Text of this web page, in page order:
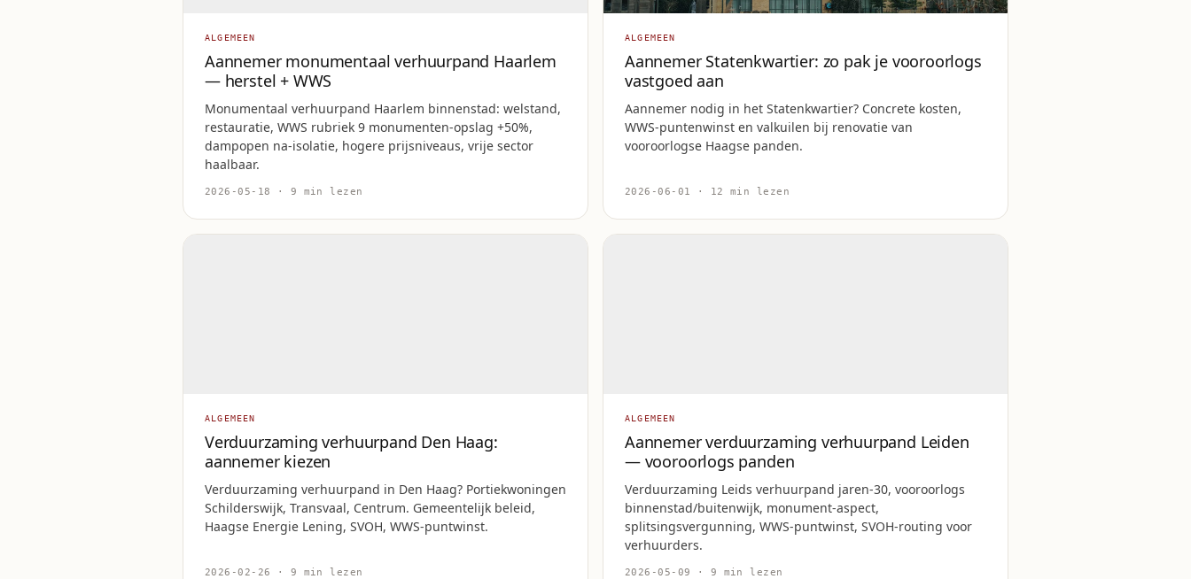
ALGEMEEN
Aannemer monumentaal verhuurpand Haarlem
— herstel + WWS
Monumentaal verhuurpand Haarlem binnenstad: welstand,
restauratie, WWS rubriek 9 monumenten-opslag +50%,
dampopen na-isolatie, hogere prijsniveaus, vrije sector
haalbaar.
2026-05-18 · 9 min lezen
ALGEMEEN
Aannemer Statenkwartier: zo pak je vooroorlogs
vastgoed aan
Aannemer nodig in het Statenkwartier? Concrete kosten,
WWS-puntenwinst en valkuilen bij renovatie van
vooroorlogse Haagse panden.
2026-06-01 · 12 min lezen
ALGEMEEN
Verduurzaming verhuurpand Den Haag:
aannemer kiezen
Verduurzaming verhuurpand in Den Haag? Portiekwoningen
Schilderswijk, Transvaal, Centrum. Gemeentelijk beleid,
Haagse Energie Lening, SVOH, WWS-puntwinst.
2026-02-26 · 9 min lezen
ALGEMEEN
Aannemer verduurzaming verhuurpand Leiden
— vooroorlogs panden
Verduurzaming Leids verhuurpand jaren-30, vooroorlogs
binnenstad/buitenwijk, monument-aspect,
splitsingsvergunning, WWS-puntwinst, SVOH-routing voor
verhuurders.
2026-05-09 · 9 min lezen